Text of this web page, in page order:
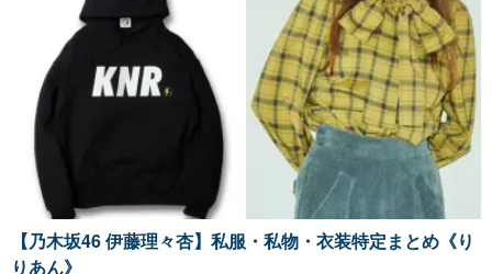
【乃木坂46 伊藤理々杏】私服・私物・衣装特定まとめ《り
りあん》